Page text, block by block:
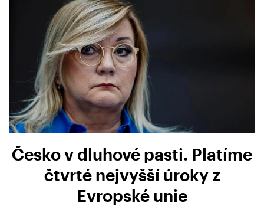
Česko v dluhové pasti. Platíme
čtvrté nejvyšší úroky z
Evropské unie